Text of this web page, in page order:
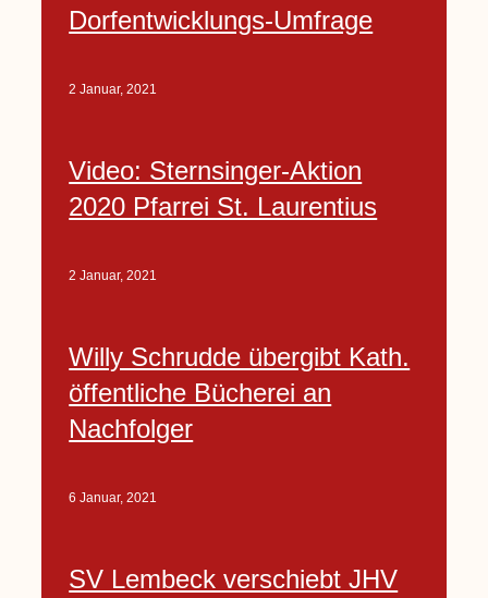
Dorfentwicklungs-Umfrage
2 Januar, 2021
Video: Sternsinger-Aktion
2020 Pfarrei St. Laurentius
2 Januar, 2021
Willy Schrudde übergibt Kath.
öffentliche Bücherei an
Nachfolger
6 Januar, 2021
SV Lembeck verschiebt JHV